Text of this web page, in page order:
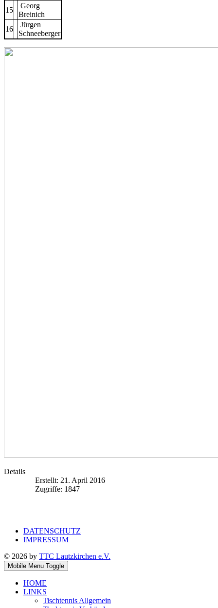
15
Georg
Breinich
16
Jürgen
Schneeberger
Details
Erstellt: 21. April 2016
Zugriffe: 1847
DATENSCHUTZ
IMPRESSUM
© 2026 by TTC Lautzkirchen e.V.
Mobile Menu Toggle
HOME
LINKS
Tischtennis Allgemein